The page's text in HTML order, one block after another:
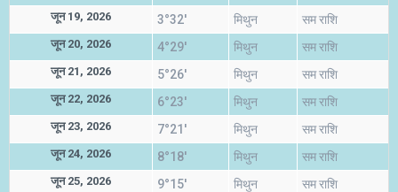
जून 19, 2026 3°32' मिथुन सम राशि
जून 20, 2026 4°29' मिथुन सम राशि
जून 21, 2026 5°26' मिथुन सम राशि
जून 22, 2026 6°23' मिथुन सम राशि
जून 23, 2026 7°21' मिथुन सम राशि
जून 24, 2026 8°18' मिथुन सम राशि
जून 25, 2026 9°15' मिथुन सम राशि